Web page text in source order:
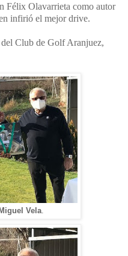
Félix Olavarrieta como autor
infirió el mejor drive.
Club de Golf Aranjuez,
Vela